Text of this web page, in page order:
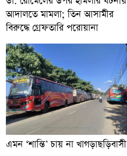
আদালতে মামলা; তিন আসামীর
বিরুদ্ধে গ্রেফতারি পরোয়ানা
এমন ‘শান্তি’ চায় না খাগড়াছড়িবাসী